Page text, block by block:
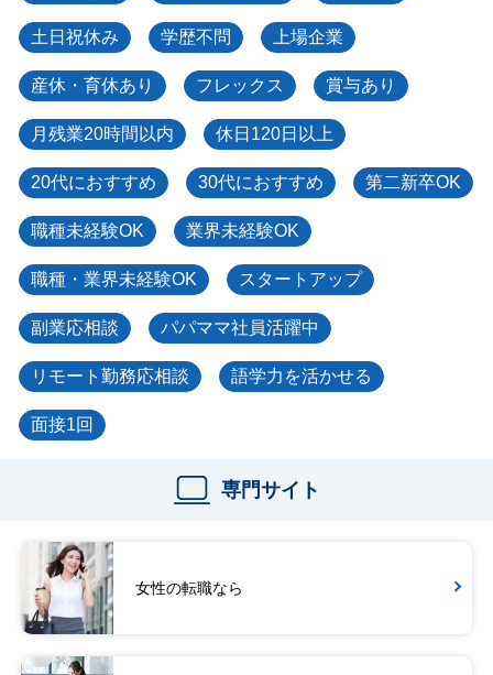
土日祝休み 学歴不問 上場企業
産休・育休あり フレックス 賞与あり
月残業20時間以内 休日120日以上
20代におすすめ 30代におすすめ 第二新卒OK
職種未経験OK 業界未経験OK
職種・業界未経験OK スタートアップ
副業応相談 パパママ社員活躍中
リモート勤務応相談 語学力を活かせる
面接1回
専門サイト
女性の転職なら